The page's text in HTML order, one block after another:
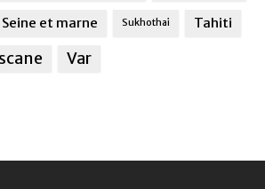
Seine et marne Sukhothai Tahiti
Var